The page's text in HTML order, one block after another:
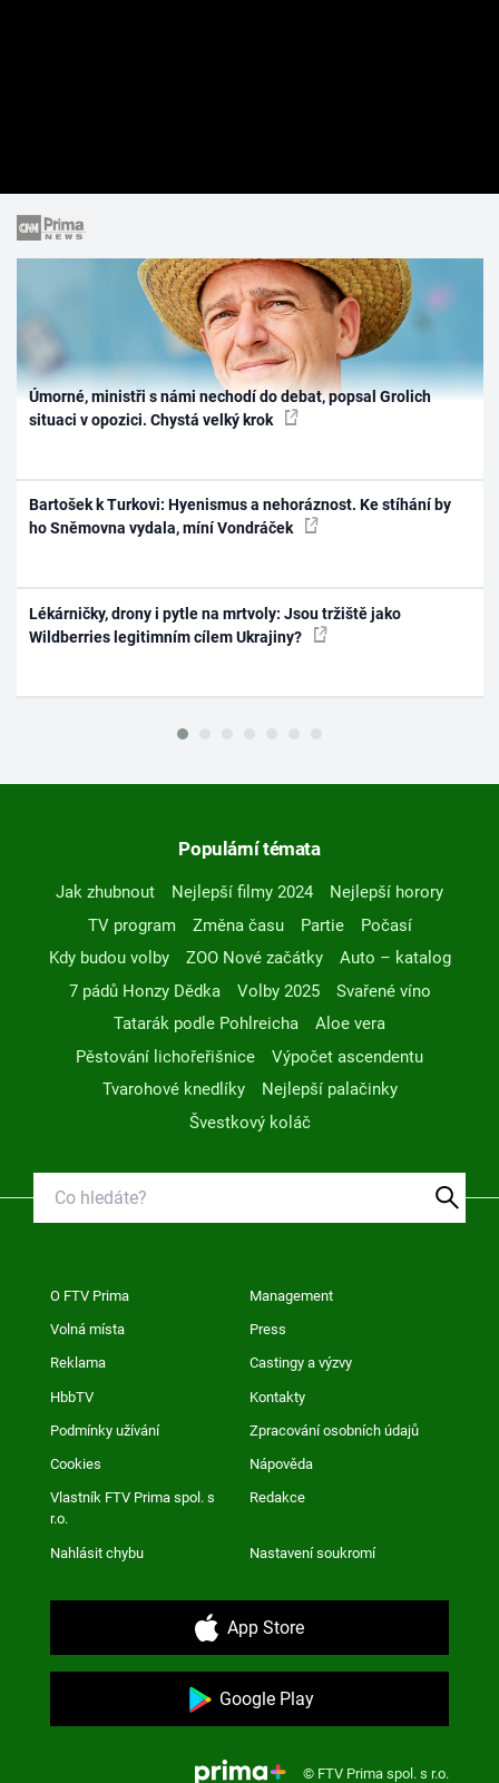
Úmorné, ministři s námi nechodí do debat, popsal Grolich
situaci v opozici. Chystá velký krok
Bartošek k Turkovi: Hyenismus a nehoráznost. Ke stíhání by
ho Sněmovna vydala, míní Vondráček
Lékárničky, drony i pytle na mrtvoly: Jsou tržiště jako
Wildberries legitimním cílem Ukrajiny?
Populární témata
Jak zhubnout Nejlepší filmy 2024
Nejlepší horory
TV program
Změna času Partie
Počasí
Kdy budou volby
ZOO Nové začátky
Auto – katalog
7 pádů Honzy Dědka
Volby 2025
Svařené víno
Tatarák podle Pohlreicha
Aloe vera
Pěstování lichořeřišnice
Výpočet ascendentu
Tvarohové knedlíky
Nejlepší palačinky
Švestkový koláč
O FTV Prima Management
Volná místa Press
Reklama Castingy a výzvy
HbbTV Kontakty
Podmínky užívání Zpracování osobních údajů
Cookies Nápověda
Vlastník FTV Prima spol. s
r.o.
Redakce
Nahlásit chybu Nastavení soukromí
App Store
Google Play
© FTV Prima spol. s r.o.